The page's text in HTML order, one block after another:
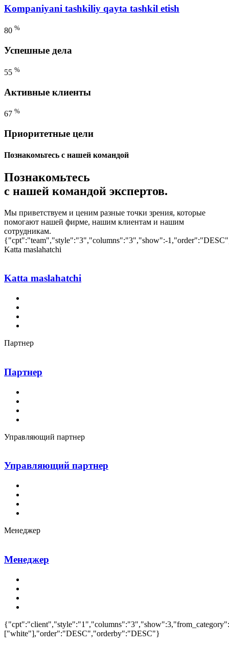
Kompaniyani tashkiliy qayta tashkil etish
80 %
Успешные дела
55 %
Активные клиенты
67 %
Приоритетные цели
Познакомьтесь с нашей командой
Познакомьтесь
с нашей командой экспертов.
Мы приветствуем и ценим разные точки зрения, которые
помогают нашей фирме, нашим клиентам и нашим
сотрудникам.
{"cpt":"team","style":"3","columns":"3","show":-
Katta maslahatchi
Katta maslahatchi
Партнер
Партнер
Управляющий партнер
Управляющий партнер
Менеджер
Менеджер
{"cpt":"client","style":"1","columns":"3","show":3,"from_category":
["white"],"order":"DESC","orderby":"DESC"}